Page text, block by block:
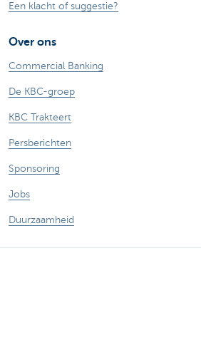
Een klacht of suggestie?
Over ons
Commercial Banking
De KBC-groep
KBC Trakteert
Persberichten
Sponsoring
Jobs
Duurzaamheid